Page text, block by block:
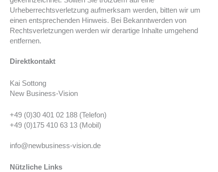
Urheberrechtsverletzung aufmerksam werden, bitten wir um
einen entsprechenden Hinweis. Bei Bekanntwerden von
Rechtsverletzungen werden wir derartige Inhalte umgehend
entfernen.
Direktkontakt
Kai Sottong
New Business-Vision
+49 (0)30 401 02 188 (Telefon)
+49 (0)175 410 63 13 (Mobil)
info@newbusiness-vision.de
Nützliche Links